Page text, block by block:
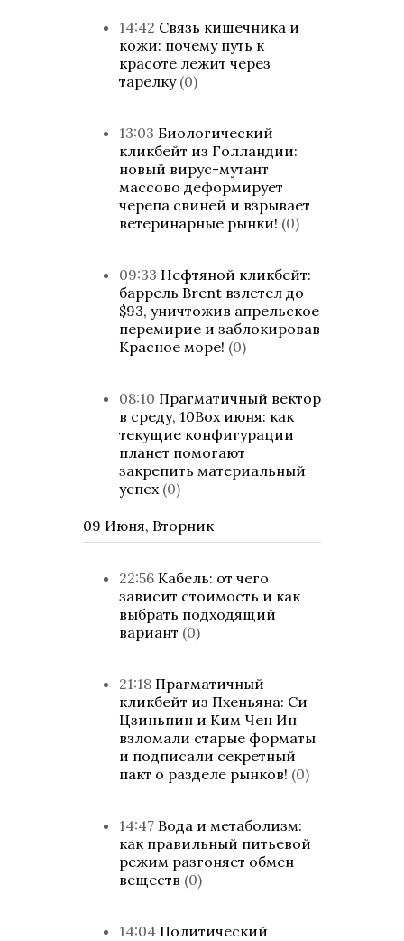
14:42 Связь кишечника и
кожи: почему путь к
красоте лежит через
тарелку (0)
13:03 Биологический
кликбейт из Голландии:
новый вирус-мутант
массово деформирует
черепа свиней и взрывает
ветеринарные рынки! (0)
09:33 Нефтяной кликбейт:
баррель Brent взлетел до
$93, уничтожив апрельское
перемирие и заблокировав
Красное море! (0)
08:10 Прагматичный вектор
в среду, 10Box июня: как
текущие конфигурации
планет помогают
закрепить материальный
успех (0)
09 Июня, Вторник
22:56 Кабель: от чего
зависит стоимость и как
выбрать подходящий
вариант (0)
21:18 Прагматичный
кликбейт из Пхеньяна: Си
Цзиньпин и Ким Чен Ин
взломали старые форматы
и подписали секретный
пакт о разделе рынков! (0)
14:47 Вода и метаболизм:
как правильный питьевой
режим разгоняет обмен
веществ (0)
14:04 Политический